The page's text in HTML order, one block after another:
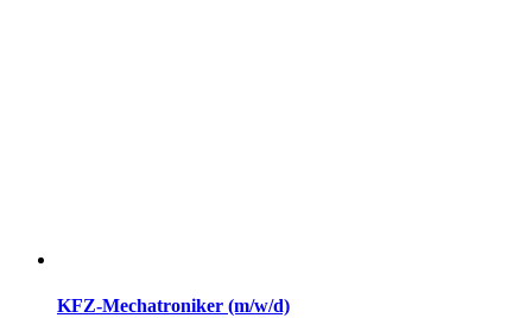
KFZ-Mechatroniker (m/w/d)